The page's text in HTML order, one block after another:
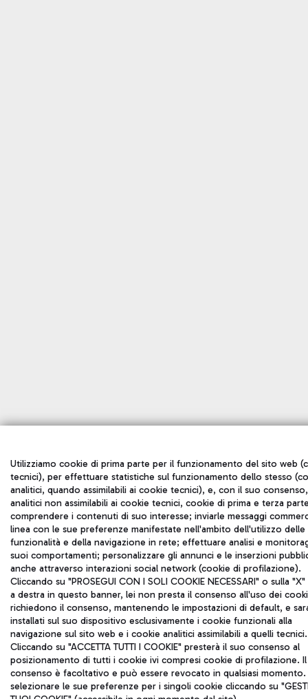
Utilizziamo cookie di prima parte per il funzionamento del sito web
tecnici), per effettuare statistiche sul funzionamento dello stesso
analitici, quando assimilabili ai cookie tecnici), e, con il suo
analitici non assimilabili ai cookie tecnici, cookie di prima e terza
comprendere i contenuti di suo interesse; inviarle messaggi
linea con le sue preferenze manifestate nell'ambito dell'utilizzo delle
funzionalità e della navigazione in rete; effettuare analisi e
suoi comportamenti; personalizzare gli annunci e le inserzioni
anche attraverso interazioni social network (cookie di profilazione).
Cliccando su "PROSEGUI CON I SOLI COOKIE NECESSARI" o sulla
a destra in questo banner, lei non presta il consenso all'uso dei
richiedono il consenso, mantenendo le impostazioni di default, e
installati sul suo dispositivo esclusivamente i cookie funzionali alla
navigazione sul sito web e i cookie analitici assimilabili a quelli tecnici.
Cliccando su "ACCETTA TUTTI I COOKIE" presterà il suo consenso al
posizionamento di tutti i cookie ivi compresi cookie di profilazione. Il
consenso è facoltativo e può essere revocato in qualsiasi
selezionare le sue preferenze per i singoli cookie cliccando su